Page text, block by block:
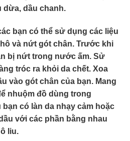
dừa, dầu chanh.
bạn có thể sử dụng các liệu
và nứt gót chân. Trước khi
bị nứt trong nước ấm. Sử
tróc ra khỏi da chết. Xoa
vào gót chân của bạn. Mang
nhuộm đồ dùng trong
bạn có làn da nhạy cảm hoặc
với các phần bằng nhau
liu.